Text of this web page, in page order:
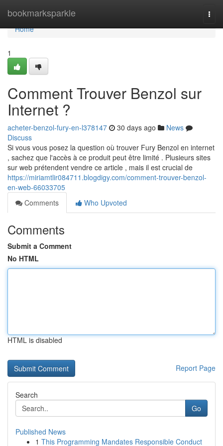
bookmarksparkle
Home
Home
1
Comment Trouver Benzol sur
Internet ?
acheter-benzol-fury-en-l378147 30 days ago
News
Discuss
Si vous vous posez la question où trouver Fury Benzol en internet
, sachez que l'accès à ce produit peut être limité . Plusieurs sites
sur web prétendent vendre ce article , mais il est crucial de
https://miriamtlir084711.blogdigy.com/comment-trouver-benzol-
en-web-66033705
Comments
Who Upvoted
Comments
Submit a Comment
No HTML
HTML is disabled
Report Page
Search
Go
Published News
1 This Programming Mandates Responsible Conduct